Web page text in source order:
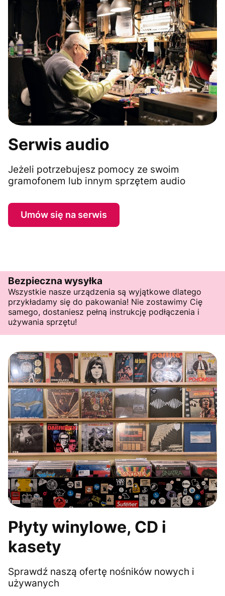
Serwis audio
Jeżeli potrzebujesz pomocy ze swoim
gramofonem lub innym sprzętem audio
Umów się na serwis
Bezpieczna wysyłka
Wszystkie nasze urządzenia są wyjątkowe dlatego
przykładamy się do pakowania! Nie zostawimy Cię
samego, dostaniesz pełną instrukcję podłączenia i
używania sprzętu!
Płyty winylowe, CD i
kasety
Sprawdź naszą ofertę nośników nowych i
używanych